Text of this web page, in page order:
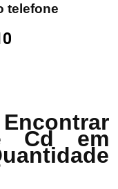
telefone
Cd em